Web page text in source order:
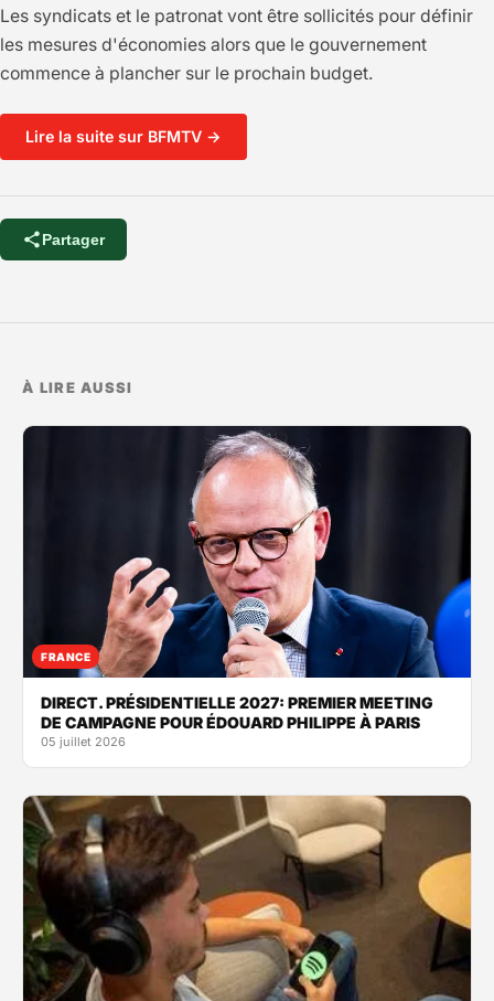
Les syndicats et le patronat vont être sollicités pour définir
les mesures d'économies alors que le gouvernement
commence à plancher sur le prochain budget.
Lire la suite sur BFMTV →
Partager
À LIRE AUSSI
FRANCE
DIRECT. PRÉSIDENTIELLE 2027: PREMIER MEETING
DE CAMPAGNE POUR ÉDOUARD PHILIPPE À PARIS
05 juillet 2026